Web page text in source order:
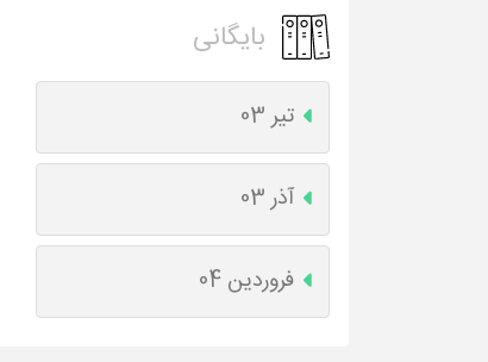
بایگانی
تیر 03
آذر 03
فروردین 04